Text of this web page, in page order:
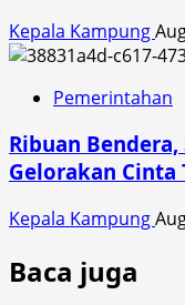
Kepala Kampung
Pemerintahan
Ribuan
Gelorakan Cinta
Kepala Kampung
Baca juga